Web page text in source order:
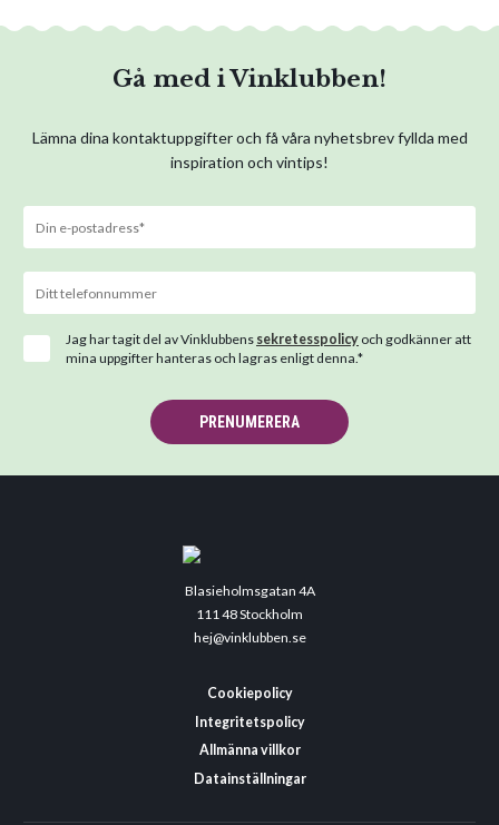
Gå med i Vinklubben!
Lämna dina kontaktuppgifter och få våra nyhetsbrev fyllda med
inspiration och vintips!
Jag har tagit del av Vinklubbens sekretesspolicy och godkänner att
mina uppgifter hanteras och lagras enligt denna.*
PRENUMERERA
Blasieholmsgatan 4A
111 48 Stockholm
hej@vinklubben.se
Cookiepolicy
Integritetspolicy
Allmänna villkor
Datainställningar